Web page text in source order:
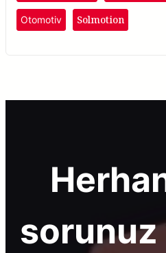
Otomotiv Solmotion
sorunuz